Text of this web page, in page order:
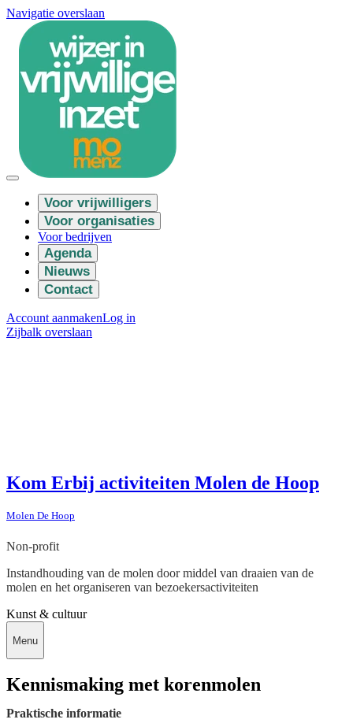
Navigatie overslaan
Voor vrijwilligers
Voor organisaties
Voor bedrijven
Agenda
Nieuws
Contact
Account aanmakenLog in
Zijbalk overslaan
Kom Erbij activiteiten Molen de Hoop
Molen De Hoop
Non-profit
Instandhouding van de molen door middel van draaien van de
molen en het organiseren van bezoekersactiviteiten
Kunst & cultuur
Menu
Kennismaking met korenmolen
Praktische informatie